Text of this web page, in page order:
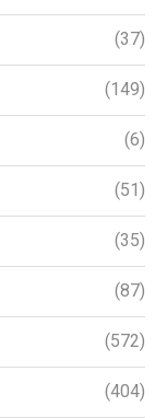
(37)
(149)
(6)
(51)
(35)
(87)
(572)
(404)